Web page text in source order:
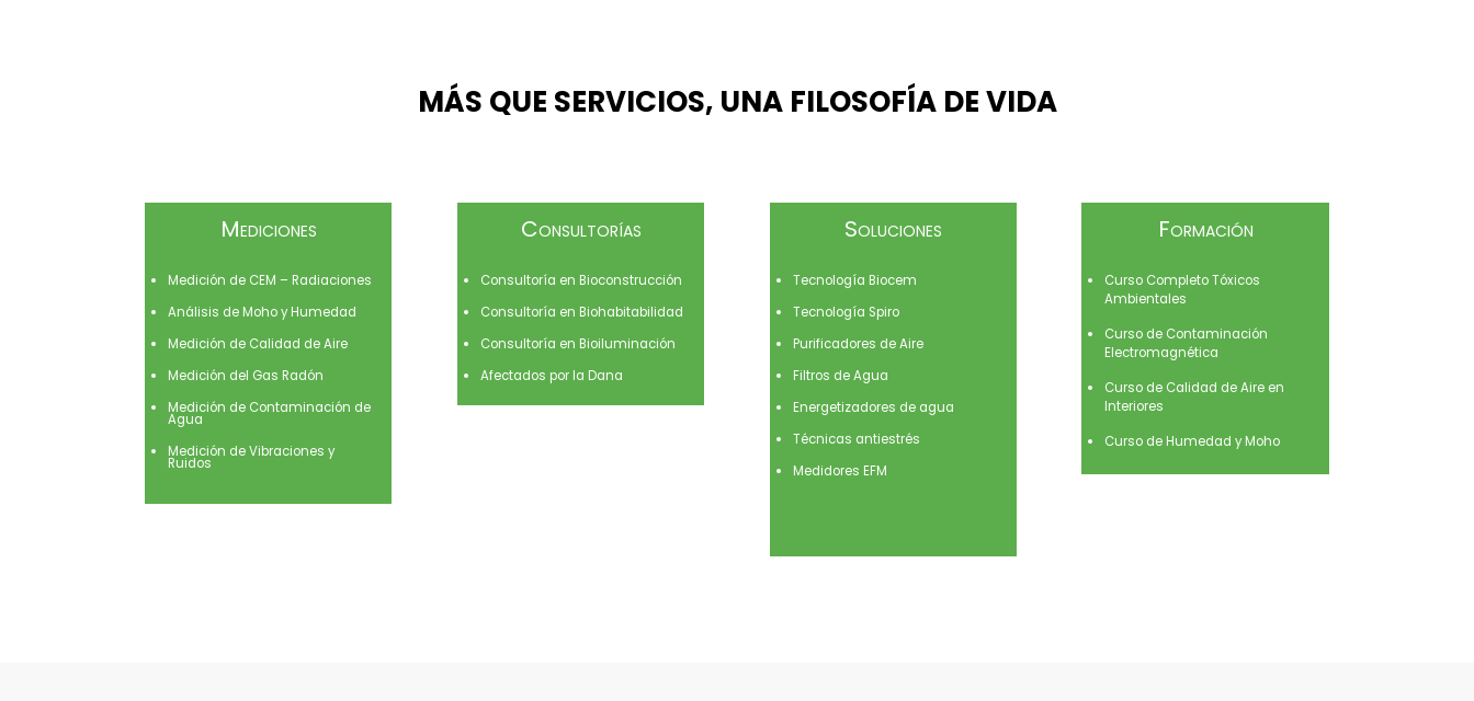
MÁS QUE SERVICIOS, UNA FILOSOFÍA DE VIDA
Mediciones
Medición de CEM – Radiaciones
Análisis de Moho y Humedad
Medición de Calidad de Aire
Medición del Gas Radón
Medición de Contaminación de
Agua
Medición de Vibraciones y
Ruidos
Consultorías
Consultoría en Bioconstrucción
Consultoría en Biohabitabilidad
Consultoría en Bioiluminación
Afectados por la Dana
Soluciones
Tecnología Biocem
Tecnología Spiro
Purificadores de Aire
Filtros de Agua
Energetizadores de agua
Técnicas antiestrés
Medidores EFM
Formación
Curso Completo Tóxicos
Ambientales
Curso de Contaminación
Electromagnética
Curso de Calidad de Aire en
Interiores
Curso de Humedad y Moho